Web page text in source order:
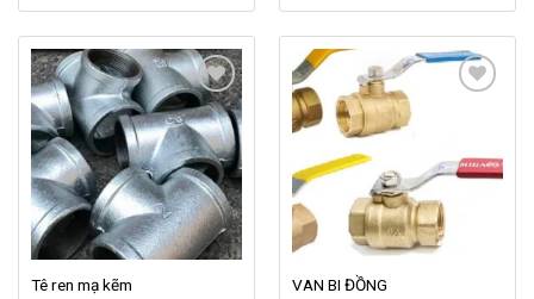
Add to
wishlist
Tê ren mạ kẽm
wishlist
VAN BI ĐỒNG